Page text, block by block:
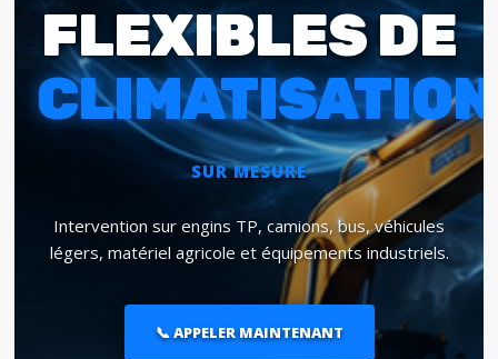
FLEXIBLES DE
CLIMATISATION
SUR MESURE
Intervention sur engins TP, camions, bus, véhicules
légers, matériel agricole et équipements industriels.
📞 APPELER MAINTENANT